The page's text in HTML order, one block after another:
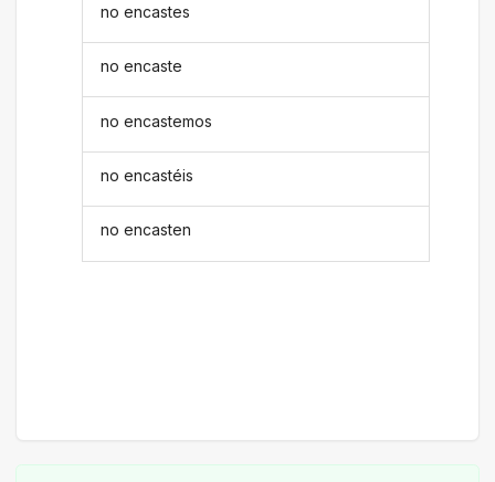
no encastes
no encaste
no encastemos
no encastéis
no encasten